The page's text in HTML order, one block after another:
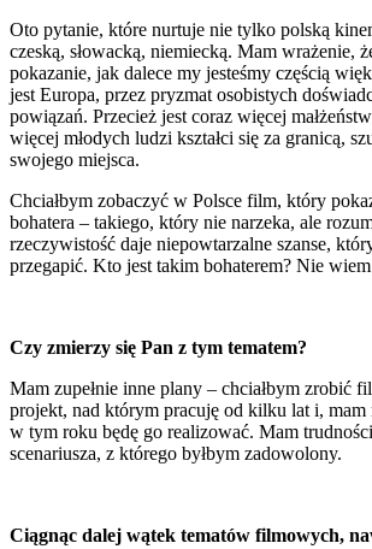
Oto pytanie, które nurtuje nie tylko polską
czeską, słowacką, niemiecką. Mam wrażenie,
pokazanie, jak dalece my jesteśmy częścią
jest Europa, przez pryzmat osobistych
powiązań. Przecież jest coraz więcej
więcej młodych ludzi kształci się za granicą,
swojego miejsca.
Chciałbym zobaczyć w Polsce film, który
bohatera – takiego, który nie narzeka, ale
rzeczywistość daje niepowtarzalne szanse,
przegapić. Kto jest takim bohaterem? Nie
Czy zmierzy się Pan z tym tematem?
Mam zupełnie inne plany – chciałbym zrobić
projekt, nad którym pracuję od kilku lat i, mam
w tym roku będę go realizować. Mam
scenariusza, z którego byłbym zadowolony.
Ciągnąc dalej wątek tematów filmowych,